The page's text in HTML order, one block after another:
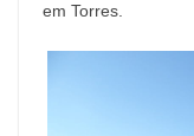
em Torres.